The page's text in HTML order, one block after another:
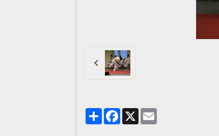
PartagerFacebook
X